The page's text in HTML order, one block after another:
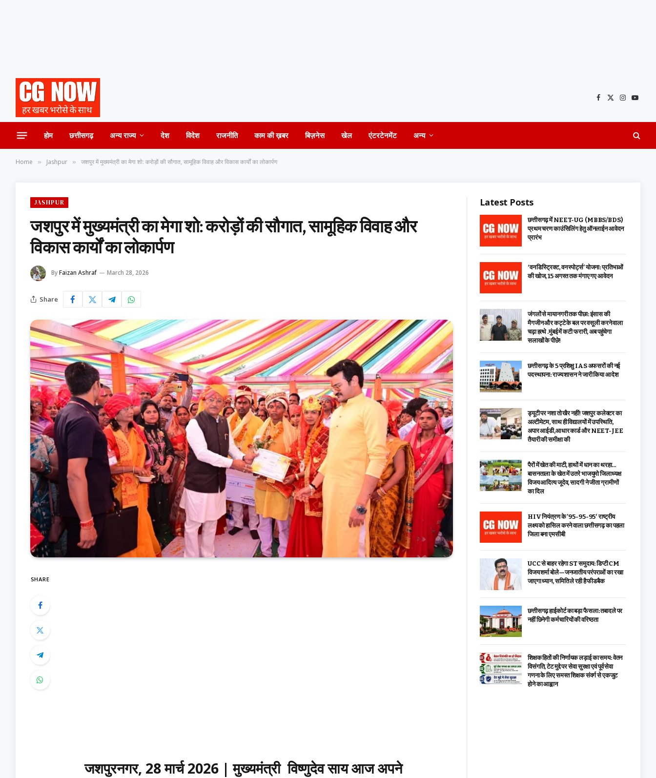
Facebook
X
Instagram
होम छत्तीसगढ़ अन्य राज्य देश विदेश राजनीति काम की ख़बर बिज़नेस खेल एंटरटेनमेंट अन्य
Home » Jashpur » जशपुर में मुख्यमंत्री का मेगा शो: करोड़ों की सौगात, सामूहिक विवाह और विकास कार्यों का लोकार्पण
JASHPUR
जशपुर में मुख्यमंत्री का मेगा शो: करोड़ों की सौगात, सामूहिक विवाह और
विकास कार्यों का लोकार्पण
ByFaizan Ashraf March 28, 2026
Share
SHARE
जशपुरनगर, 28 मार्च 2026 | मुख्यमंत्री विष्णुदेव साय आज अपने
Latest Posts
छत्तीसगढ़ में NEET-UG (MBBS/BDS)
प्रथम चरण काउंसिलिंग हेतु ऑनलाईन आवेदन
प्रारंभ
‘वन डिस्ट्रिक्ट, वन स्पोर्ट्स’ योजना: प्रतिभाओं
की खोज, 15 अगस्त तक मंगाए गए आवेदन
जंगलों से मायानगरी तक पीछा: इंसास की
मैगजीन और कट्टे के बल पर वसूली करने वाला
चढ़ा हत्थे .मुंबई में कटी फरारी, अब पहुंचेगा
सलाखों के पीछे!
छत्तीसगढ़ के 5 प्रशिक्षु IAS अफसरों की नई
पदस्थापना: राज्य शासन ने जारी किया आदेश
ड्यूटी पर नशा तो खैर नहीं! जशपुर कलेक्टर का
अल्टीमेटम, साथ ही विद्यालयों में उपस्थिति,
अपार आईडी,आधार कार्ड और NEET-JEE
तैयारी की समीक्षा की
पैरों में खेत की माटी, हाथों में धान का थरहा…
बासनताला के खेत में उतरे भाजयुमो जिलाध्यक्ष
विजय आदित्य जूदेव, सादगी ने जीता ग्रामीणों
का दिल
HIV नियंत्रण के ’95-95-95′ राष्ट्रीय
लक्ष्य को हासिल करने वाला छत्तीसगढ़ का पहला
जिला बना एमसीबी
UCC से बाहर रहेगा ST समुदाय: डिप्टी CM
विजय शर्मा बोले—जनजातीय परंपराओं का रखा
जाएगा ध्यान, समिति ले रही है फीडबैक
छत्तीसगढ़ हाईकोर्ट का बड़ा फैसला: तबादले पर
नहीं छिनेगी कर्मचारियों की वरिष्ठता
शिक्षक हितों की निर्णायक लड़ाई का समय: वेतन
विसंगति, टेट मुद्दे पर सेवा सुरक्षा एवं पूर्व सेवा
गणना के लिए समस्त शिक्षक संवर्ग से एकजुट
होने का आह्वान